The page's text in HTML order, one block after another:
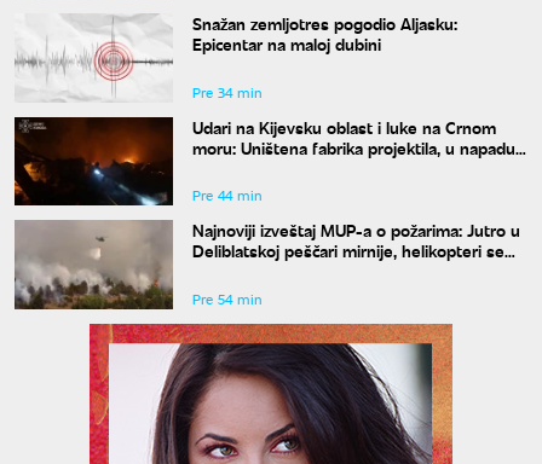
Snažan zemljotres pogodio Aljasku:
Epicentar na maloj dubini
Pre 34 min
Udari na Kijevsku oblast i luke na Crnom
moru: Uništena fabrika projektila, u napadu
Pre 44 min
Najnoviji izveštaj MUP-a o požarima: Jutro u
Deliblatskoj peščari mirnije, helikopteri se
Pre 54 min